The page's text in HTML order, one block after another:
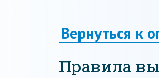
Вернуться к
Правила